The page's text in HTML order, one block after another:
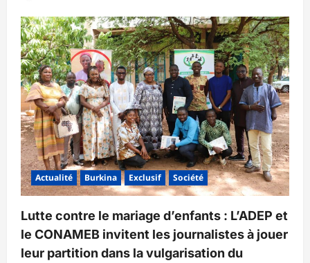
Actualité Burkina Exclusif Société
Lutte contre le mariage d’enfants : L’ADEP et
le CONAMEB invitent les journalistes à jouer
leur partition dans la vulgarisation du